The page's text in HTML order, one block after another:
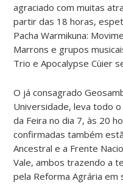
agraciado com muitas
partir das 18 horas,
Pacha Warmikuna:
Marrons e grupos
Trio e Apocalypse Cùier
O já consagrado
Universidade, leva todo
da Feira no dia 7, às 20
confirmadas também
Ancestral e a Frente
Vale, ambos trazendo a
pela Reforma Agrária em